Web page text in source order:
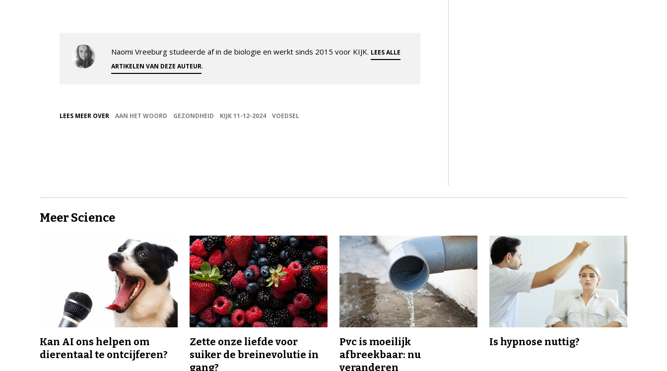
Naomi Vreeburg studeerde af in de biologie en werkt sinds 2015 voor KIJK. LEES ALLE
ARTIKELEN VAN DEZE AUTEUR.
LEES MEER OVER AAN HET WOORD GEZONDHEID KIJK 11-12-2024 VOEDSEL
Meer Science
Kan AI ons helpen om
dierentaal te ontcijferen?
Zette onze liefde voor
suiker de breinevolutie in
gang?
Pvc is moeilijk
afbreekbaar: nu
veranderen
Is hypnose nuttig?